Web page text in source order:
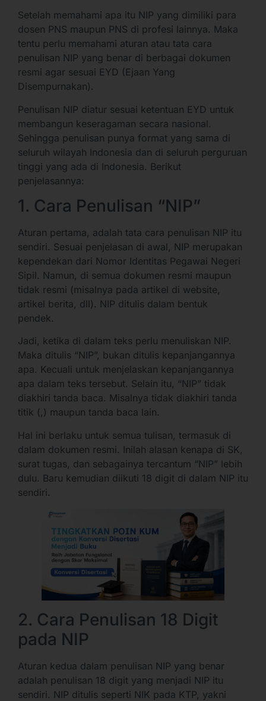
Setelah memahami apa itu NIP yang dimiliki para
dosen PNS maupun PNS di profesi lainnya. Maka
tentu perlu memahami aturan atau tata cara
penulisan NIP yang benar di berbagai dokumen
resmi agar sesuai EYD (Ejaan Yang
Disempurnakan).
Penulisan NIP diatur sesuai ketentuan EYD untuk
membangun keseragaman secara nasional.
Sehingga penulisan punya format yang sama di
seluruh wilayah Indonesia dan di seluruh perguruan
tinggi yang ada di Indonesia. Berikut
penjelasannya:
1. Cara Penulisan “NIP”
Aturan pertama, adalah tata cara penulisan NIP itu
sendiri. Sesuai penjelasan di awal, NIP merupakan
kependekan dari Nomor Identitas Pegawai Negeri
Sipil. Namun, di semua dokumen resmi maupun
tidak resmi (misalnya pada artikel di website,
artikel berita, dll). NIP ditulis dalam bentuk
pendek.
Jadi, ketika di dalam teks perlu menuliskan NIP.
Maka ditulis “NIP”, bukan ditulis kepanjangannya
apa. Kecuali untuk menjelaskan kepanjangannya
apa dalam teks tersebut. Selain itu, “NIP” tidak
diakhiri tanda baca. Misalnya tidak diakhiri tanda
titik (,) maupun tanda baca lain.
Hal ini berlaku untuk semua tulisan, termasuk di
dalam dokumen resmi. Inilah alasan kenapa di SK,
surat tugas, dan sebagainya tercantum “NIP” lebih
dulu. Baru kemudian diikuti 18 digit di dalam NIP itu
sendiri.
2. Cara Penulisan 18 Digit
pada NIP
Aturan kedua dalam penulisan NIP yang benar
adalah penulisan 18 digit yang menjadi NIP itu
sendiri. NIP ditulis seperti NIK pada KTP, yakni